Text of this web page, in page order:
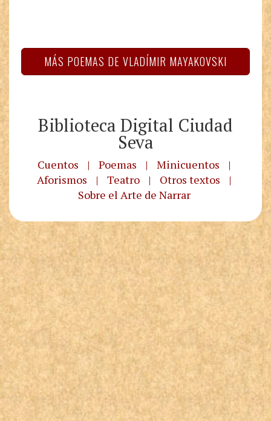
MÁS POEMAS DE VLADÍMIR MAYAKOVSKI
Biblioteca Digital Ciudad
Seva
Cuentos | Poemas | Minicuentos
|
Aforismos
| Teatro | Otros textos
|
Sobre el Arte de Narrar